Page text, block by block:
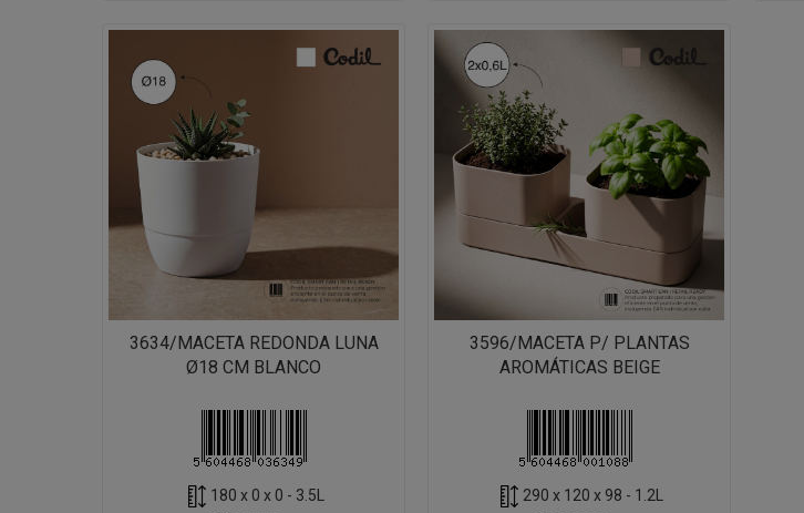
3634/MACETA REDONDA LUNA
Ø18 CM BLANCO
180 x 0 x 0 - 3.5L
3596/MACETA P/ PLANTAS
AROMÁTICAS BEIGE
290 x 120 x 98 - 1.2L